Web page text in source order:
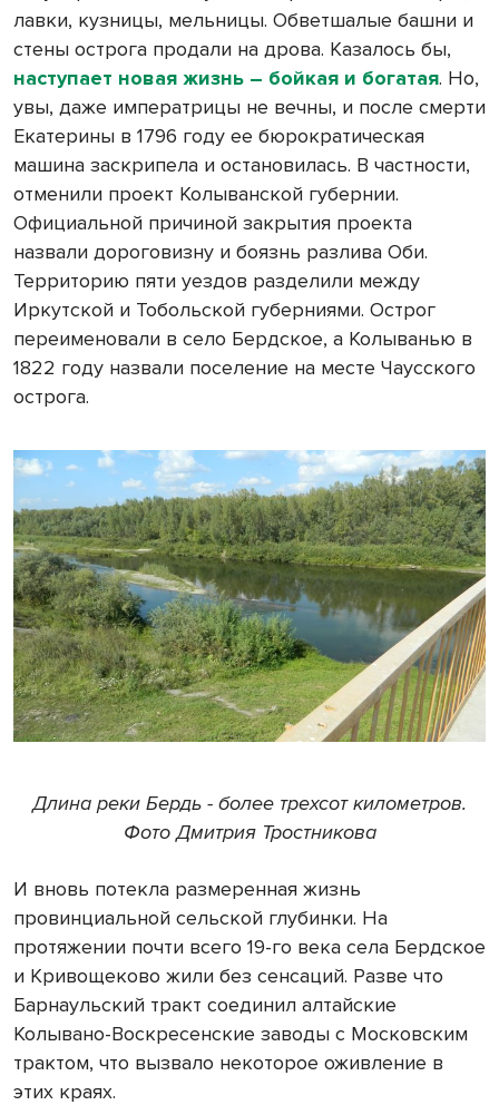
лавки, кузницы, мельницы. Обветшалые башни и
стены острога продали на дрова. Казалось бы,
наступает новая жизнь – бойкая и богатая. Но,
увы, даже императрицы не вечны, и после смерти
Екатерины в 1796 году ее бюрократическая
машина заскрипела и остановилась. В частности,
отменили проект Колыванской губернии.
Официальной причиной закрытия проекта
назвали дороговизну и боязнь разлива Оби.
Территорию пяти уездов разделили между
Иркутской и Тобольской губерниями. Острог
переименовали в село Бердское, а Колыванью в
1822 году назвали поселение на месте Чаусского
острога.
Длина реки Бердь - более трехсот километров.
Фото Дмитрия Тростникова
И вновь потекла размеренная жизнь
провинциальной сельской глубинки. На
протяжении почти всего 19-го века села Бердское
и Кривощеково жили без сенсаций. Разве что
Барнаульский тракт соединил алтайские
Колывано-Воскресенские заводы с Московским
трактом, что вызвало некоторое оживление в
этих краях.